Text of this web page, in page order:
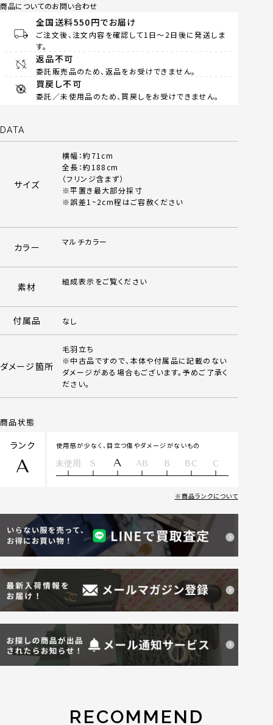
商品についてのお問い合わせ
全国送料550円でお届け
ご注文後、注文内容を確認して1日～2日後に発送しま
す。
返品不可
委託販売品のため、返品をお受けできません。
買戻し不可
委託／未使用品のため、買戻しをお受けできません。
DATA
サイズ
横幅：約71cm
全長：約188cm
（フリンジ含まず）
※平置き最大部分採寸
※誤差1~2cm程はご容赦ください
カラー マルチカラー
素材 組成表示をご覧ください
付属品 なし
ダメージ箇所
毛羽立ち
※中古品ですので、本体や付属品に記載のない
ダメージがある場合もございます。予めご了承く
ださい。
商品状態
ランク
A
使用感が少なく、目立つ傷やダメージがないもの
未使用 S A AB B BC C
商品ランクについて
RECOMMEND